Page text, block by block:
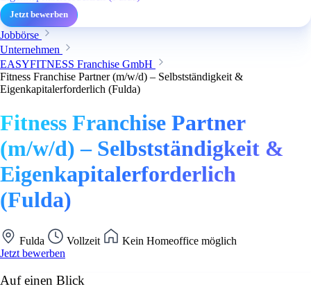
Jetzt bewerben
Jobbörse
Unternehmen
EASYFITNESS Franchise GmbH
Fitness Franchise Partner (m/w/d) – Selbstständigkeit &
Eigenkapitalerforderlich (Fulda)
Fitness Franchise Partner
(m/w/d) – Selbstständigkeit &
Eigenkapitalerforderlich
(Fulda)
Fulda Vollzeit
Kein Homeoffice möglich
Jetzt bewerben
Auf einen Blick